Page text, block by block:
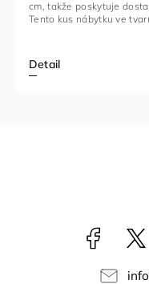
Detail
Facebook
info